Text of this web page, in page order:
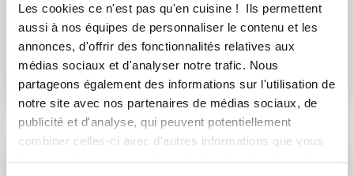
Les cookies ce n'est pas qu'en cuisine ! Ils permettent
aussi à nos équipes de personnaliser le contenu et les
annonces, d'offrir des fonctionnalités relatives aux
médias sociaux et d'analyser notre trafic. Nous
partageons également des informations sur l'utilisation de
notre site avec nos partenaires de médias sociaux, de
publicité et d'analyse, qui peuvent potentiellement
combiner celles-ci avec d'autres informations que vous
martine_mecoli
Fromage frais à tartiner
Délicieux
13 0